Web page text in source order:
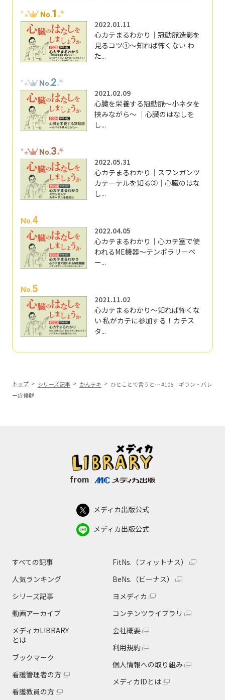
No.1
2022.01.11
心カテまるわかり｜冠動脈造影を
見るコツ①～知れば怖くない わ
た...
No.2
2021.02.09
心臓を栄養する冠動脈～小ネタを
挟みながら～ ｜心臓のはなしを
し...
No.3
2022.05.31
心カテまるわかり｜スワンガンツ
カテーテルを知る③｜心臓のはな
し...
No.4
2022.04.05
心カテまるわかり｜心カテ室で使
われるME機器～テンポラリーペ
ー...
No.5
2021.11.02
心カテまるわかり～知れば怖くな
い 私がカテに参加する！カテス
タ...
トップ シリーズ記事 かんテキ
ひとことで言うと… #106｜ギラン・バレ
ー症候群
from
メディカ出版公式
メディカ出版公式
すべての記事
人気ランキング
シリーズ記事
動画アーカイブ
メディカLIBRARY
とは
ブックマーク
看護管理者の方
看護教員の方
FitNs.（フィットナス）
BeNs.（ビーナス）
ヨメディカ
コンテンツライブラリ
会社概要
利用規約
個人情報への取り組み
メディカIDとは